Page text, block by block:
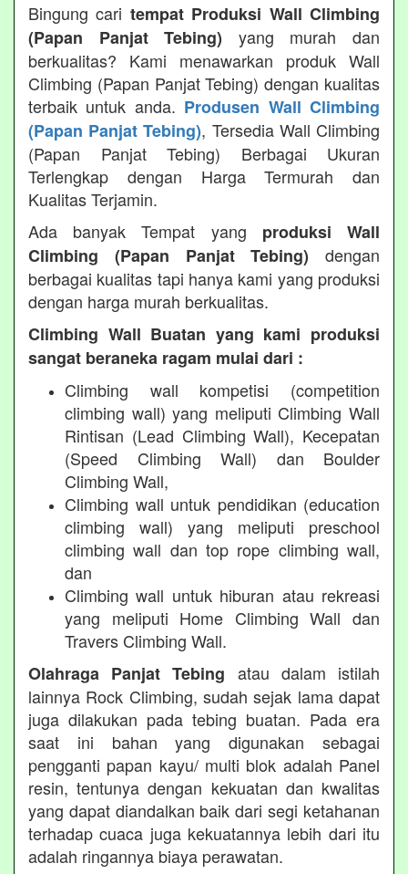
Bingung cari tempat Produksi Wall Climbing
(Papan Panjat Tebing) yang murah dan
berkualitas? Kami menawarkan produk Wall
Climbing (Papan Panjat Tebing) dengan kualitas
terbaik untuk anda. Produsen Wall Climbing
(Papan Panjat Tebing), Tersedia Wall Climbing
(Papan Panjat Tebing) Berbagai Ukuran
Terlengkap dengan Harga Termurah dan
Kualitas Terjamin.
Ada banyak Tempat yang produksi Wall
Climbing (Papan Panjat Tebing) dengan
berbagai kualitas tapi hanya kami yang produksi
dengan harga murah berkualitas.
Climbing Wall Buatan yang kami produksi
sangat beraneka ragam mulai dari :
Climbing wall kompetisi (competition
climbing wall) yang meliputi Climbing Wall
Rintisan (Lead Climbing Wall), Kecepatan
(Speed Climbing Wall) dan Boulder
Climbing Wall,
Climbing wall untuk pendidikan (education
climbing wall) yang meliputi preschool
climbing wall dan top rope climbing wall,
dan
Climbing wall untuk hiburan atau rekreasi
yang meliputi Home Climbing Wall dan
Travers Climbing Wall.
Olahraga Panjat Tebing atau dalam istilah
lainnya Rock Climbing, sudah sejak lama dapat
juga dilakukan pada tebing buatan. Pada era
saat ini bahan yang digunakan sebagai
pengganti papan kayu/ multi blok adalah Panel
resin, tentunya dengan kekuatan dan kwalitas
yang dapat diandalkan baik dari segi ketahanan
terhadap cuaca juga kekuatannya lebih dari itu
adalah ringannya biaya perawatan.